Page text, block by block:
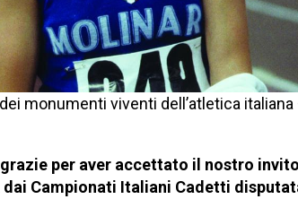
monumenti viventi dell’atletica
per aver accettato il nostro
Campionati Italiani Cadetti